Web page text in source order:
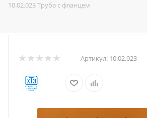
10.02.023 Труба с фланцем
Артикул: 10.02.023